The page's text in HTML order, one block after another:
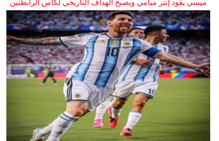
ميسي يقود إنتر ميامي ويصبح الهداف التاريخي لكأس الرابطتين